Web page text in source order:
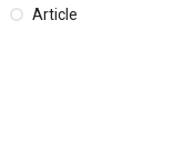
Article